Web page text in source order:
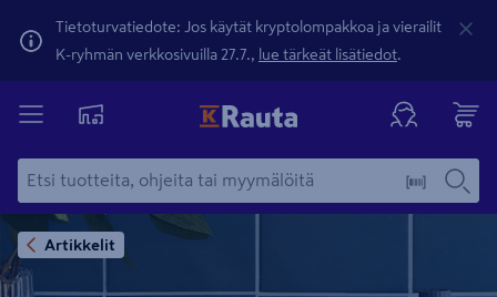
Tietoturvatiedote: Jos käytät kryptolompakkoa ja vierailit
K-ryhmän verkkosivuilla 27.7., lue tärkeät lisätiedot.
Artikkelit